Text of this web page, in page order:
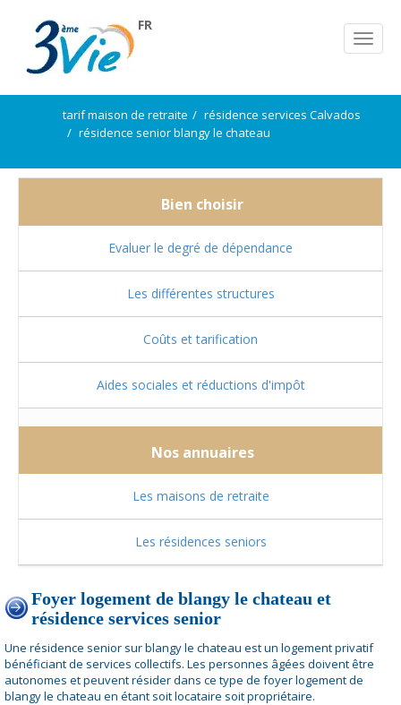
FR
tarif maison de retraite
résidence services Calvados
résidence senior blangy le chateau
Bien choisir
Evaluer le degré de dépendance
Les différentes structures
Coûts et tarification
Aides sociales et réductions d'impôt
Nos annuaires
Les maisons de retraite
Les résidences seniors
Foyer logement de blangy le chateau et
résidence services senior
Une résidence senior sur blangy le chateau est un logement privatif
bénéficiant de services collectifs. Les personnes âgées doivent être
autonomes et peuvent résider dans ce type de foyer logement de
blangy le chateau en étant soit locataire soit propriétaire.